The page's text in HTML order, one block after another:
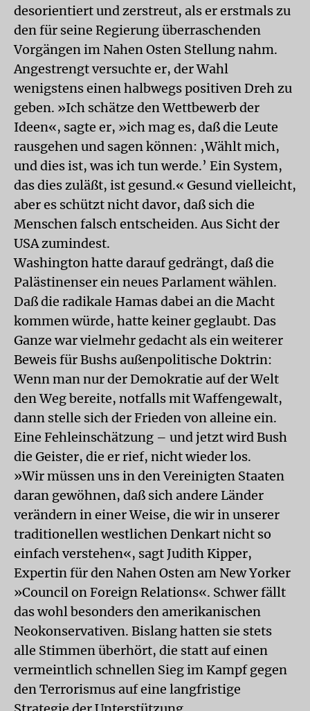
desorientiert und zerstreut, als er erstmals zu
den für seine Regierung überraschenden
Vorgängen im Nahen Osten Stellung nahm.
Angestrengt versuchte er, der Wahl
wenigstens einen halbwegs positiven Dreh zu
geben. »Ich schätze den Wettbewerb der
Ideen«, sagte er, »ich mag es, daß die Leute
rausgehen und sagen können: ‚Wählt mich,
und dies ist, was ich tun werde.’ Ein System,
das dies zuläßt, ist gesund.« Gesund vielleicht,
aber es schützt nicht davor, daß sich die
Menschen falsch entscheiden. Aus Sicht der
USA zumindest.
Washington hatte darauf gedrängt, daß die
Palästinenser ein neues Parlament wählen.
Daß die radikale Hamas dabei an die Macht
kommen würde, hatte keiner geglaubt. Das
Ganze war vielmehr gedacht als ein weiterer
Beweis für Bushs außenpolitische Doktrin:
Wenn man nur der Demokratie auf der Welt
den Weg bereite, notfalls mit Waffengewalt,
dann stelle sich der Frieden von alleine ein.
Eine Fehleinschätzung – und jetzt wird Bush
die Geister, die er rief, nicht wieder los.
»Wir müssen uns in den Vereinigten Staaten
daran gewöhnen, daß sich andere Länder
verändern in einer Weise, die wir in unserer
traditionellen westlichen Denkart nicht so
einfach verstehen«, sagt Judith Kipper,
Expertin für den Nahen Osten am New Yorker
»Council on Foreign Relations«. Schwer fällt
das wohl besonders den amerikanischen
Neokonservativen. Bislang hatten sie stets
alle Stimmen überhört, die statt auf einen
vermeintlich schnellen Sieg im Kampf gegen
den Terrorismus auf eine langfristige